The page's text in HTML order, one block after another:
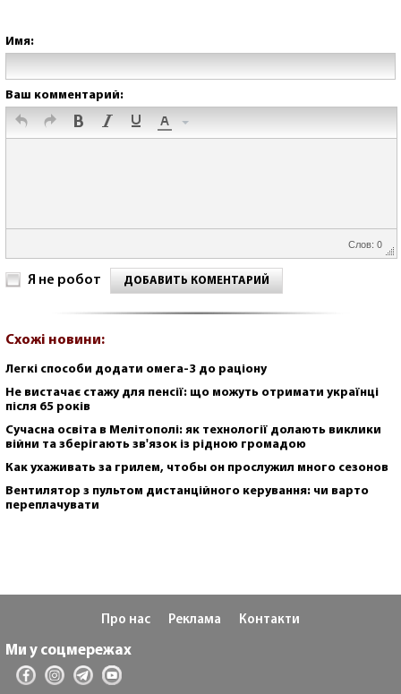
Имя:
Ваш комментарий:
Слов: 0
Я не робот ДОБАВИТЬ КОМЕНТАРИЙ
Схожі новини:
Легкі способи додати омега-3 до раціону
Не вистачає стажу для пенсії: що можуть отримати українці
після 65 років
Сучасна освіта в Мелітополі: як технології долають виклики
війни та зберігають зв'язок із рідною громадою
Как ухаживать за грилем, чтобы он прослужил много сезонов
Вентилятор з пультом дистанційного керування: чи варто
переплачувати
Про нас Реклама Контакти
Ми у соцмережах